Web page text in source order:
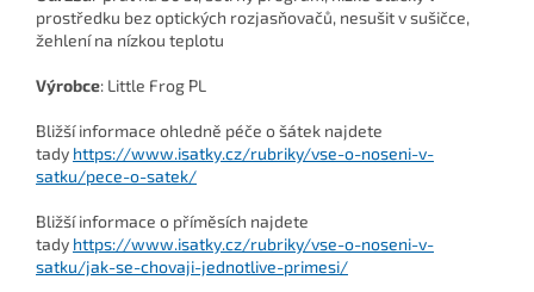
prostředku bez optických rozjasňovačů, nesušit v sušičce,
žehlení na nízkou teplotu
Výrobce: Little Frog PL
Bližší informace ohledně péče o šátek najdete
tady https://www.isatky.cz/rubriky/vse-o-noseni-v-
satku/pece-o-satek/
Bližší informace o příměsích najdete
tady https://www.isatky.cz/rubriky/vse-o-noseni-v-
satku/jak-se-chovaji-jednotlive-primesi/